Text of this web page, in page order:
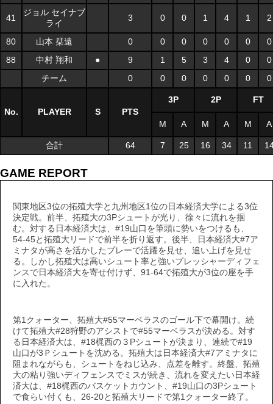
41
ジョル セイナブ
ライ
3 0 0 1 4 1 2
80 山本 栞遠 0 0 0 0 0 0
0
88
中村 翔和 ● 9 1 5 3 4 0
0
チーム
0 0 0 0 0 0 0
No. PLAYER S PTS
3P 2P FT
M A M A M A
合計 64 7 25 16 34 11
GAME REPORT
関東地区3位の拓殖大学と九州地区1位の日本経済大学による3位
決定戦。前半、拓殖大の3Pシュートが光り、徐々に流れを掴
む。対する日本経済大は、#19山口を筆頭に勢いをつけるも、
54-45と拓殖大リードで前半を折り返す。後半、日本経済大#7ア
ミナタが高さを活かしたプレーで活躍を見せ、追い上げを見せ
る。しかし拓殖大は高いシュート率と強いプレッシャーディフェ
ンスで日本経済大を寄せ付けず、91-64で拓殖大が3位の座を手
に入れた。
第1クォーター、拓殖大#55マーベラスのゴール下で幕開け。続
けて拓殖大#28狩野のアシストで#55マーベラスが決める。対す
る日本経済大は、#18梶西の３Pシュートが決まり、連続で#19
山口が3Ｐシュートを沈める。拓殖大は日本経済大#7アミナタに
阻まれながらも、シュートをねじ込み、点差を離す。終盤、拓殖
大の粘り強いディフェンスでミスが続き、流れを変えたい日本経
済大は、#18梶西のバスケットカウント、#19山口の3Pシュート
で食らい付くも、26-20と拓殖大リードで第1クォーター終了。